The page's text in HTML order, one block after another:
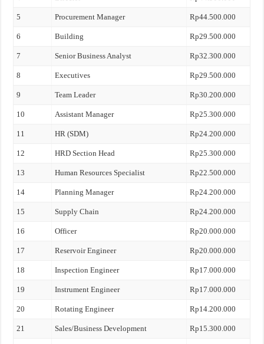
5 Procurement Manager Rp44.500.000
6 Building Rp29.500.000
7 Senior Business Analyst Rp32.300.000
8 Executives Rp29.500.000
9 Team Leader Rp30.200.000
10 Assistant Manager Rp25.300.000
11 HR (SDM) Rp24.200.000
12 HRD Section Head Rp25.300.000
13 Human Resources Specialist Rp22.500.000
14 Planning Manager Rp24.200.000
15 Supply Chain Rp24.200.000
16 Officer Rp20.000.000
17 Reservoir Engineer Rp20.000.000
18 Inspection Engineer Rp17.000.000
19 Instrument Engineer Rp17.000.000
20 Rotating Engineer Rp14.200.000
21 Sales/Business Development Rp15.300.000